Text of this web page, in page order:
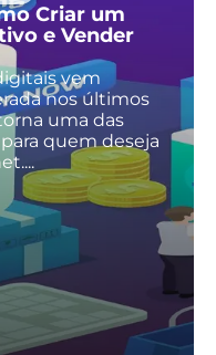
Criar um
e Vender
vem
nos últimos
uma das
quem deseja